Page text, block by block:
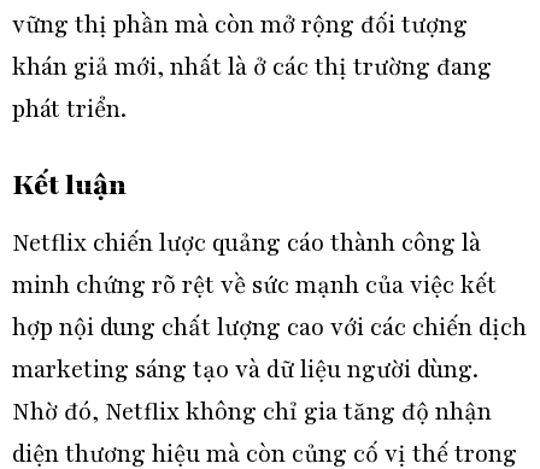
vững thị phần mà còn mở rộng đối tượng
khán giả mới, nhất là ở các thị trường đang
phát triển.
Kết luận
Netflix chiến lược quảng cáo thành công là
minh chứng rõ rệt về sức mạnh của việc kết
hợp nội dung chất lượng cao với các chiến dịch
marketing sáng tạo và dữ liệu người dùng.
Nhờ đó, Netflix không chỉ gia tăng độ nhận
diện thương hiệu mà còn củng cố vị thế trong